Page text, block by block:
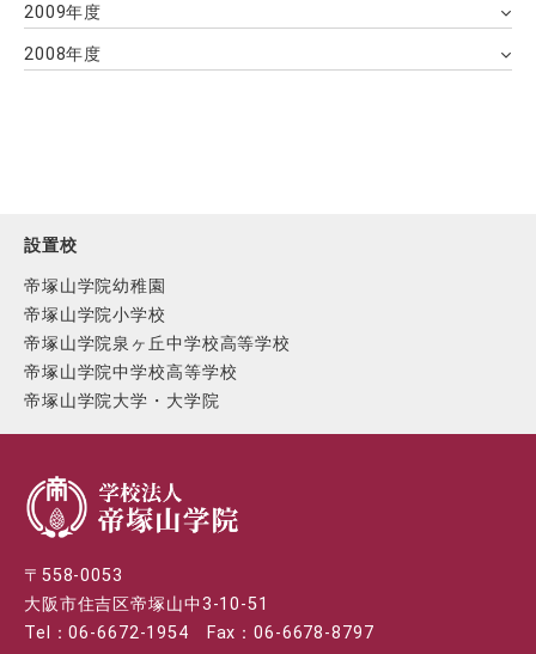
2009年度
2008年度
設置校
帝塚山学院幼稚園
帝塚山学院小学校
帝塚山学院泉ヶ丘中学校高等学校
帝塚山学院中学校高等学校
帝塚山学院大学・大学院
〒558-0053
大阪市住吉区帝塚山中3-10-51
Tel：06-6672-1954 Fax：06-6678-8797